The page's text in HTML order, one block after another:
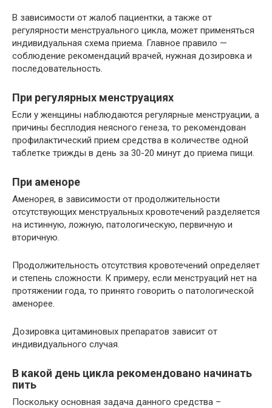
В зависимости от жалоб пациентки, а также от
регулярности менструального цикла, может применяться
индивидуальная схема приема. Главное правило —
соблюдение рекомендаций врачей, нужная дозировка и
последовательность.
При регулярных менструациях
Если у женщины наблюдаются регулярные менструации, а
причины бесплодия неясного генеза, то рекомендован
профилактический прием средства в количестве одной
таблетке трижды в день за 30-20 минут до приема пищи.
При аменоре
Аменорея, в зависимости от продолжительности
отсутствующих менструальных кровотечений разделяется
на истинную, ложную, патологическую, первичную и
вторичную.
Продолжительность отсутствия кровотечений определяет
и степень сложности. К примеру, если менструаций нет на
протяжении года, то принято говорить о патологической
аменорее.
Дозировка цитаминовых препаратов зависит от
индивидуального случая.
В какой день цикла рекомендовано начинать
пить
Поскольку основная задача данного средства –